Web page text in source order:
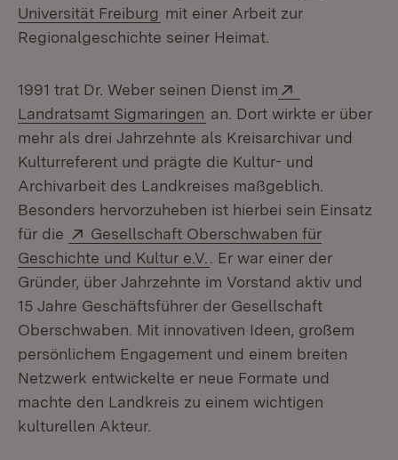
Universität Freiburg (Öffnet in neuem Fenster)
mit einer Arbeit zur
Regionalgeschichte seiner Heimat.
1991 trat Dr. Weber seinen Dienst im
Landratsamt Sigmaringen (Öffnet in neuem Fenster)
an. Dort wirkte er über
mehr als drei Jahrzehnte als Kreisarchivar und
Kulturreferent und prägte die Kultur- und
Archivarbeit des Landkreises maßgeblich.
Besonders hervorzuheben ist hierbei sein Einsatz
für die
Extern:
Gesellschaft Oberschwaben für
Geschichte und Kultur e.V.
(Öffnet in neuem Fenster)
. Er war einer der
Gründer, über Jahrzehnte im Vorstand aktiv und
15 Jahre Geschäftsführer der Gesellschaft
Oberschwaben. Mit innovativen Ideen, großem
persönlichem Engagement und einem breiten
Netzwerk entwickelte er neue Formate und
machte den Landkreis zu einem wichtigen
kulturellen Akteur.